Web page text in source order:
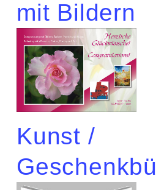
mit Bildern
Kunst /